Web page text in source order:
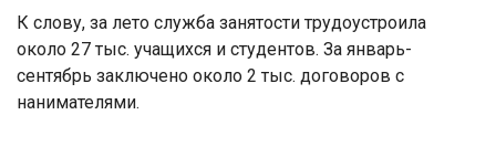
К слову, за лето служба занятости трудоустроила
около 27 тыс. учащихся и студентов. За январь-
сентябрь заключено около 2 тыс. договоров с
нанимателями.